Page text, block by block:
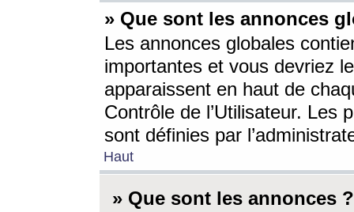
» Que sont les annonces
Les annonces globales
importantes et vous devriez
apparaissent en haut de
Contrôle de l’Utilisateur. Les
sont définies par
Haut
» Que sont les annonces ?